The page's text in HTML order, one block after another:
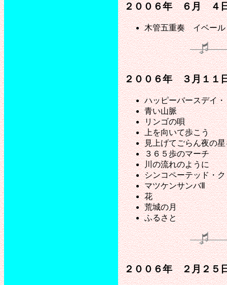
２００６年 ６月 ４
木管五重奏 イベー
２００６年 ３月１１
ハッピーバースデイ
青い山脈
リンゴの唄
上を向いて歩こう
見上げてごらん夜の星
３６５歩のマーチ
川の流れのように
シンコペーテッド・
マツケンサンバⅡ
花
荒城の月
ふるさと
２００６年 ２月２５